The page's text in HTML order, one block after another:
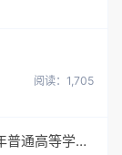
阅读：1,705
关于印发《湖南省2025年普通高等学校招生网上填报志愿工作实施方案》的通知